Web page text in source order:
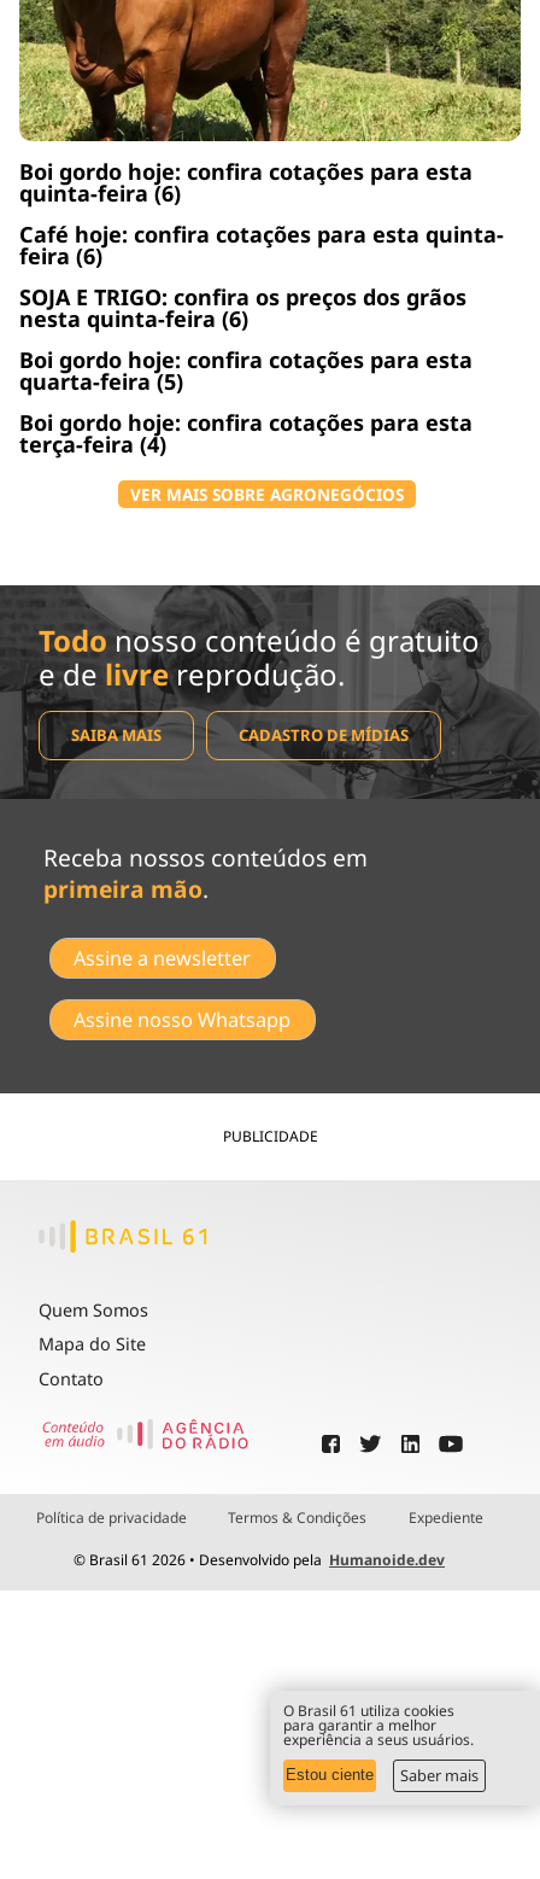
Boi gordo hoje: confira cotações para esta
quinta-feira (6)
Café hoje: confira cotações para esta quinta-
feira (6)
SOJA E TRIGO: confira os preços dos grãos
nesta quinta-feira (6)
Boi gordo hoje: confira cotações para esta
quarta-feira (5)
Boi gordo hoje: confira cotações para esta
terça-feira (4)
VER MAIS SOBRE AGRONEGÓCIOS
Todo nosso conteúdo é gratuito
e de livrereprodução.
SAIBA MAIS CADASTRO DE MÍDIAS
Receba nossos conteúdos em
primeira mão.
Assine a newsletter
Assine nosso Whatsapp
PUBLICIDADE
Quem Somos
Mapa do Site
Contato
Política de privacidade Termos & Condições Expediente
© Brasil 61 2026 • Desenvolvido pela Humanoide.dev
O Brasil 61 utiliza cookies
para garantir a melhor
experiência a seus usuários.
Estou ciente Saber mais